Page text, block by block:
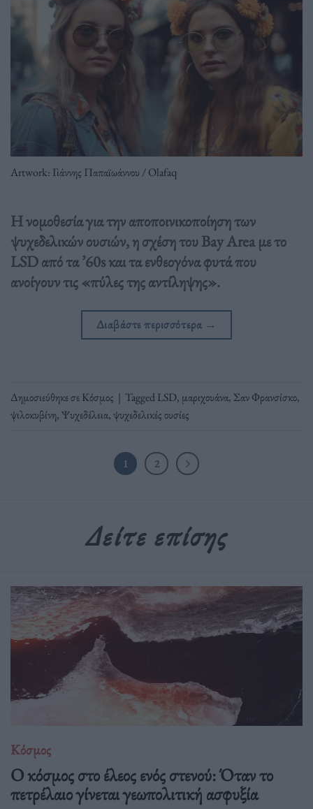
Artwork: Γιάννης Παπαϊωάννου / Olafaq
Η νομοθεσία για την αποποινικοποίηση των
ψυχεδελικών ουσιών, η σχέση του Bay Area με το
LSD από τα ’60s και τα ενθεογόνα φυτά που
ανοίγουν τις «πύλες της αντίληψης».
Διαβάστε περισσότερα →
Δημοσιεύθηκε σεΚόσμος | TaggedLSD, μαριχουάνα, Σαν Φρανσίσκο,
ψιλοκυβίνη,Ψυχεδέλεια,ψυχεδελικές ουσίες
1 2
Δείτε επίσης
Κόσμος
Ο κόσμος στο έλεος ενός στενού: Όταν το
πετρέλαιο γίνεται γεωπολιτική ασφυξία